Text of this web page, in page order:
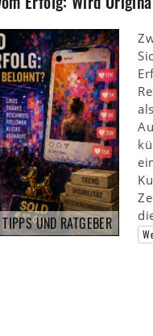
UND RATGEBER